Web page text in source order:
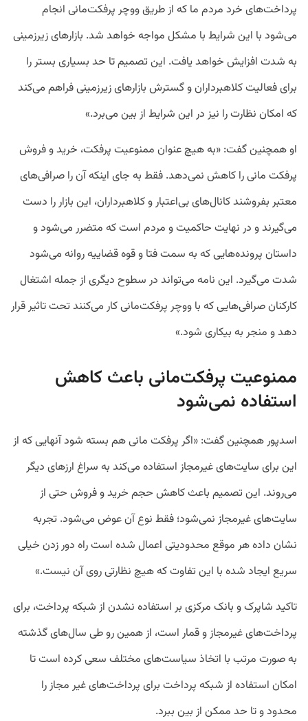
پرداخت‌های خرد مردم ما که از طریق ووچر پرفکت‌مانی انجام
می‌شود با این شرایط با مشکل مواجه خواهد شد. بازارهای زیرزمینی
به شدت افزایش خواهد یافت. این تصمیم تا حد بسیاری بستر را
برای فعالیت کلاهبرداران و گسترش بازارهای زیرزمینی فراهم می‌کند
که امکان نظارت را نیز در این شرایط از بین می‌برد.»
او همچنین گفت: «به هیچ عنوان ممنوعیت پرفکت، خرید و فروش
پرفکت مانی را کاهش نمی‌دهد. فقط به جای اینکه آن را صرافی‌های
معتبر بفروشند کانال‌های بی‌اعتبار و کلاهبرداران، این بازار را دست
می‌گیرند و در نهایت حاکمیت و مردم است که متضرر می‌شود و
داستان پرونده‌هایی که به سمت فتا و قوه قضاییه روانه می‌شود
شدت می‌گیرد. این نامه می‌تواند در سطوح دیگری از جمله اشتغال
کارکنان صرافی‌هایی که با ووچر پرفکت‌مانی کار می‌کنند تحت تاثیر قرار
دهد و منجر به بیکاری شود.»
ممنوعیت پرفکت‌مانی باعث کاهش
استفاده نمی‌شود
اسدپور همچنین گفت: «اگر پرفکت مانی هم بسته شود آنهایی که از
این برای سایت‌های غیرمجاز استفاده می‌کند به سراغ ارزهای دیگر
می‌روند. این تصمیم باعث کاهش حجم خرید و فروش حتی از
سایت‌های غیرمجاز نمی‌شود؛ فقط نوع آن عوض می‌شود. تجربه
نشان داده هر موقع محدودیتی اعمال شده است راه دور زدن خیلی
سریع ایجاد شده با این تفاوت که هیچ نظارتی روی آن نیست.»
تاکید شاپرک و بانک مرکزی بر استفاده نشدن از شبکه پرداخت، برای
پرداخت‌های غیرمجاز و قمار است، از همین رو طی سال‌های گذشته
به صورت مرتب با اتخاذ سیاست‌های مختلف سعی کرده‌ است تا
امکان استفاده از شبکه پرداخت برای پرداخت‌های غیر مجاز را
محدود و تا حد ممکن از بین ببرد.